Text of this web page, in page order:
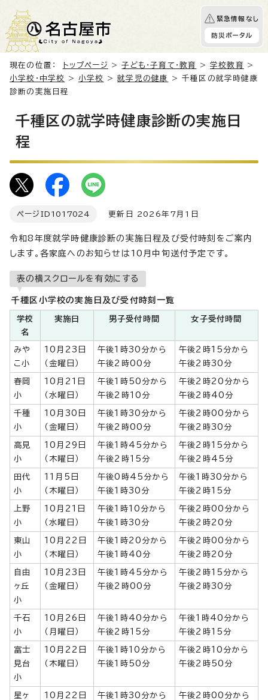
緊急情報なし
防災ポータル
現在の位置： トップページ >子ども・子育て・教育 >学校教育
>
小学校・中学校
>小学校 >就学児の健康
> 千種区の就学時健康
診断の実施日程
千種区の就学時健康診断の実施日
程
ページID 1017024 更新日 2026年7月1日
令和8年度就学時健康診断の実施日程及び受付時刻をご案内
します。各家庭へのお知らせは10月中旬送付予定です。
表の横スクロールを有効にする
千種区小学校の実施日及び受付時刻一覧
学校
名
実施日 男子受付時間 女子受付時間
みや
こ小
10月23日
（金曜日）
午後1時30分から
午後2時00分
午後2時15分から
午後2時30分
春岡
小
10月21日
（水曜日）
午後1時50分から
午後2時10分
午後2時20分から
午後2時40分
千種
小
10月30日
（金曜日）
午後1時30分から
午後2時00分
午後2時00分から
午後2時30分
高見
小
10月29日
（木曜日）
午後1時45分から
午後2時15分
午後2時15分から
午後2時45分
田代
小
11月5日
（木曜日）
午後0時45分から
午後1時30分
午後1時30分から
午後2時15分
上野
小
10月21日
（水曜日）
午後1時10分から
午後1時30分
午後2時00分から
午後2時20分
東山
小
10月22日
（木曜日）
午後1時20分から
午後1時40分
午後2時00分から
午後2時20分
自由
ヶ丘
小
10月23日
（金曜日）
午後1時45分から
午後2時00分
午後2時15分から
午後2時30分
千石
小
10月26日
（月曜日）
午後1時40分から
午後2時15分
午後1時40分から
午後2時15分
富士
見台
小
10月22日
（木曜日）
午後1時10分から
午後1時50分
午後2時10分から
午後2時50分
星ヶ
10月22日
午後1時30分から
午後2時00分から